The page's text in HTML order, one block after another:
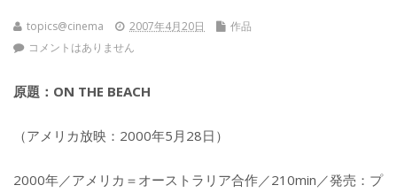
topics@cinema 2007年4月20日
作品
コメントはありません
原題：ON THE BEACH
（アメリカ放映：2000年5月28日）
2000年／アメリカ＝オーストラリア合作／210min／発売：プ